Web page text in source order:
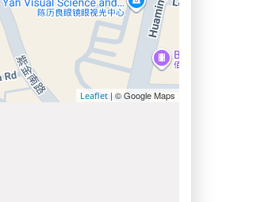
Leaflet | © Google Maps